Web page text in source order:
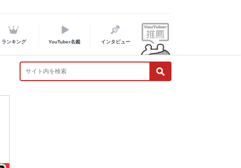
ランキング YouTuber名鑑 インタビュー